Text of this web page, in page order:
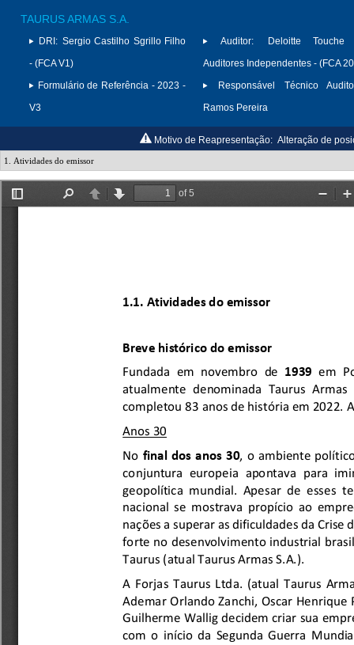
TAURUS ARMAS S.A.
DRI: Sergio Castilho Sgrillo Filho
- (FCA V1)
Formulário de Referência - 2023 -
V3
Auditor:
Deloitte Touche
Auditores Independentes - (FCA
Responsável Técnico
Ramos Pereira
Motivo de Reapresentação: Alteração de